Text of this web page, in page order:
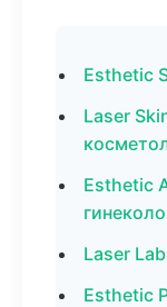
Esthetic
Laser
Esthetic
Laser
Esthetic